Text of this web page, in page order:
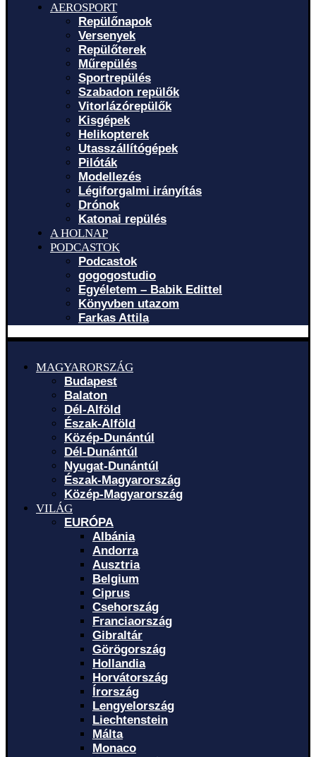
AEROSPORT
Repülőnapok
Versenyek
Repülőterek
Műrepülés
Sportrepülés
Szabadon repülők
Vitorlázórepülők
Kisgépek
Helikopterek
Utasszállítógépek
Pilóták
Modellezés
Légiforgalmi irányítás
Drónok
Katonai repülés
A HOLNAP
PODCASTOK
Podcastok
gogogostudio
Egyéletem – Babik Edittel
Könyvben utazom
Farkas Attila
MAGYARORSZÁG
Budapest
Balaton
Dél-Alföld
Észak-Alföld
Közép-Dunántúl
Dél-Dunántúl
Nyugat-Dunántúl
Észak-Magyarország
Közép-Magyarország
VILÁG
EURÓPA
Albánia
Andorra
Ausztria
Belgium
Ciprus
Csehország
Franciaország
Gibraltár
Görögország
Hollandia
Horvátország
Írország
Lengyelország
Liechtenstein
Málta
Monaco